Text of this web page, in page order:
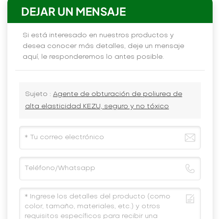
DEJAR UN MENSAJE
Si está interesado en nuestros productos y
desea conocer más detalles, deje un mensaje
aquí, le responderemos lo antes posible.
Sujeto : Agente de obturación de poliurea de
alta elasticidad KEZU, seguro y no tóxico